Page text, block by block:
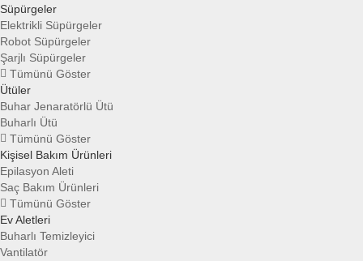
Süpürgeler
Elektrikli Süpürgeler
Robot Süpürgeler
Şarjlı Süpürgeler
Tümünü Göster
Ütüler
Buhar Jenaratörlü Ütü
Buharlı Ütü
Tümünü Göster
Kişisel Bakım Ürünleri
Epilasyon Aleti
Saç Bakım Ürünleri
Tümünü Göster
Ev Aletleri
Buharlı Temizleyici
Vantilatör